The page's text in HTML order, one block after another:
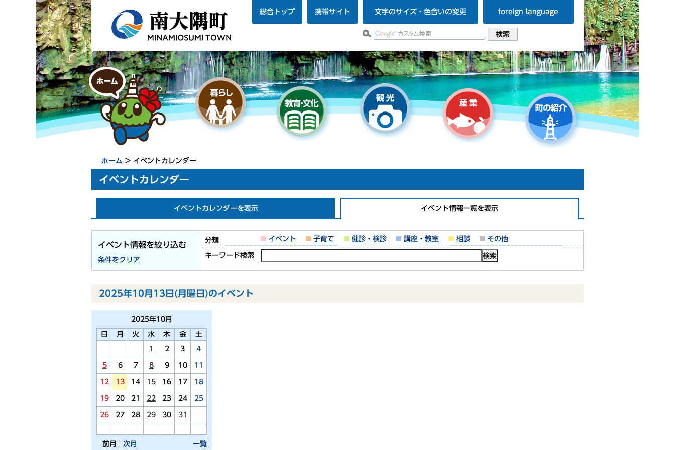
総合トップ 携帯サイト 文字のサイズ・色合いの変更 foreign language
ホーム > イベントカレンダー
イベントカレンダー
イベントカレンダーを表示 イベント情報一覧を表示
イベント情報を絞り込む
条件をクリア
分類 イベント 子育て 健診・検診 講座・教室 相談 その他
キーワード検索
2025年10月13日(月曜日)のイベント
2025年10月
日 月 火 水 木 金
土
1
2 3 4
5 6 7 8 9 10 11
12 13 14 15 16 17 18
19 20 21 22 23 24 25
26 27 28 29 30 31
前月 一覧
次月